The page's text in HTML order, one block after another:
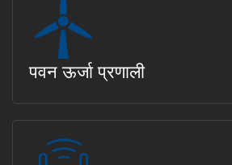
पवन ऊर्जा प्रणाली